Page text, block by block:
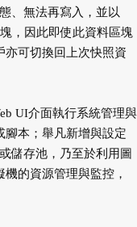
、無法再寫入，並以
，因此即使此資料區塊
亦可切換回上次快照資
UI介面執行系統管理與
腳本；舉凡新增與設定
儲存池，乃至於利用圖
的資源管理與監控，